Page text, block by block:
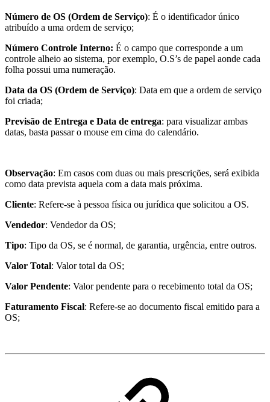
Número de OS (Ordem de Serviço): É o identificador único
atribuído a uma ordem de serviço;
Número Controle Interno: É o campo que corresponde a um
controle alheio ao sistema, por exemplo, O.S’s de papel aonde cada
folha possui uma numeração.
Data da OS (Ordem de Serviço): Data em que a ordem de serviço
foi criada;
Previsão de Entrega e Data de entrega: para visualizar ambas
datas, basta passar o mouse em cima do calendário.
Observação: Em casos com duas ou mais prescrições, será exibida
como data prevista aquela com a data mais próxima.
Cliente: Refere-se à pessoa física ou jurídica que solicitou a OS.
Vendedor: Vendedor da OS;
Tipo: Tipo da OS, se é normal, de garantia, urgência, entre outros.
Valor Total: Valor total da OS;
Valor Pendente: Valor pendente para o recebimento total da OS;
Faturamento Fiscal: Refere-se ao documento fiscal emitido para a
OS;